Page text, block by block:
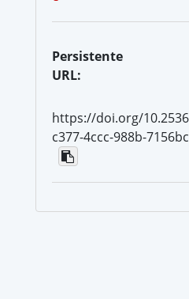
Persistente
URL:
https://doi.org/
c377-4ccc-988b-